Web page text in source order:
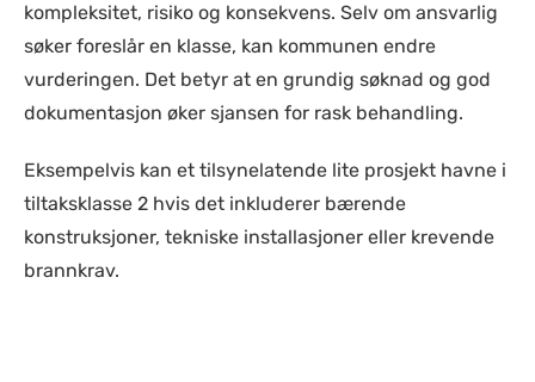
kompleksitet, risiko og konsekvens. Selv om ansvarlig
søker foreslår en klasse, kan kommunen endre
vurderingen. Det betyr at en grundig søknad og god
dokumentasjon øker sjansen for rask behandling.
Eksempelvis kan et tilsynelatende lite prosjekt havne i
tiltaksklasse 2 hvis det inkluderer bærende
konstruksjoner, tekniske installasjoner eller krevende
brannkrav.